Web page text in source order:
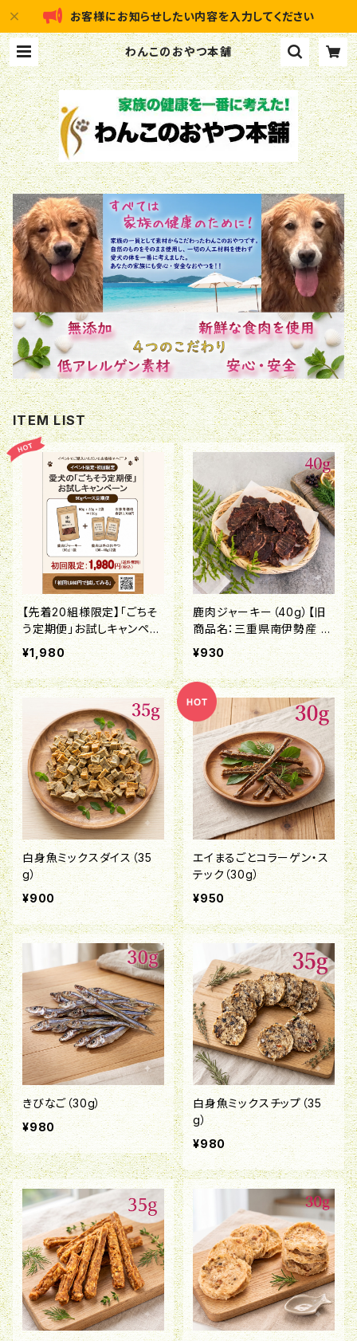
お客様にお知らせしたい内容を入力してください
わんこのおやつ本舗
ITEM LIST
【先着20組様限定】「ごちそ
う定期便」お試しキャンペー
ン！
¥1,980
鹿肉ジャーキー（40g）【旧
商品名：三重県南伊勢産 鹿
肉ジャーキー】
¥930
白身魚ミックスダイス（35
g）
¥900
エイまるごとコラーゲン・ス
テック（30g）
¥950
きびなご（30g）
¥980
白身魚ミックスチップ（35
g）
¥980